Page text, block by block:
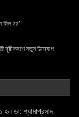
দিল বর’
দূরীকরণে নতুন উদ্যোগ
হল ডা: শ্যামাপ্রসাদ